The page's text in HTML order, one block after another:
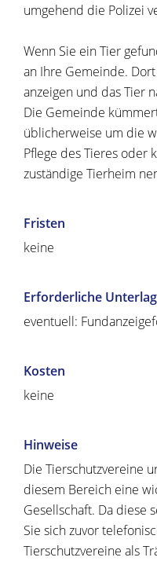
umgehend die Polizei
Wenn Sie ein Tier
an Ihre Gemeinde.
anzeigen und das Tier
Die Gemeinde
üblicherweise um die
Pflege des Tieres oder
zuständige Tierheim
Fristen
keine
Erforderliche
eventuell:
Kosten
keine
Hinweise
Die Tierschutzvereine
diesem Bereich eine
Gesellschaft. Da diese
Sie sich zuvor
Tierschutzvereine als